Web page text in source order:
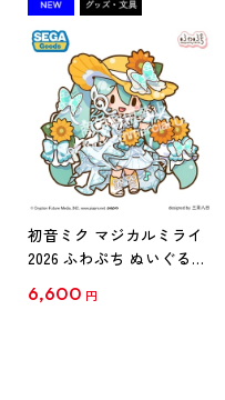
初音ミク マジカルミライ
2026 ふわぷち ぬいぐるみ
6,600 円